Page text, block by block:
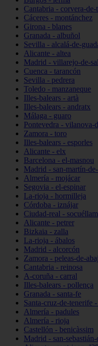
Cantabria - corvera-de-
Cáceres - montánchez
Girona - blanes
Granada - albuñol
Sevilla - alcalá-de-
Alicante - altea
Madrid - villarejo-de-
Cuenca - tarancón
Sevilla - pedrera
Toledo - manzaneque
Illes-balears - artà
Illes-balears - andratx
Málaga - guaro
Pontevedra - vilanova-
Zamora - toro
Illes-balears - esporles
Alicante - elx
Barcelona - el-masnou
Madrid - san-martín-
Almería - mojácar
Segovia - el-espinar
La-rioja - hormilleja
Córdoba - iznájar
Ciudad-real -
Alicante - petrer
Bizkaia - zalla
La-rioja - ábalos
Madrid - alcorcón
Zamora - peleas-de-
Cantabria - reinosa
A-coruña - carral
Illes-balears - pollença
Granada - santa-fe
Santa-cruz-de-tenerife
Almería - padules
Almería - rioja
Castellón - benicàssim
Madrid - san-